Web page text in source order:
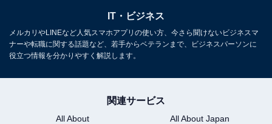
フードデリバリー、銀行、ショッピングなどのサービス
を提供する包括的なアプリであり、中国人の生活にとっ
てなくてはならないものとなっています。
一方で、欧米圏ではまだスーパーアプリは定着していま
せん。マスク氏にはTwitterをそのような万能型アプリに
IT・ビジネス
メルカリやLINEなど人気スマホアプリの使い方、今さら聞けないビジネスマ
ナーや転職に関する話題など、若手からベテランまで、ビジネスパーソンに
役立つ情報を分かりやすく解説します。
関連サービス
All About
All About Japan